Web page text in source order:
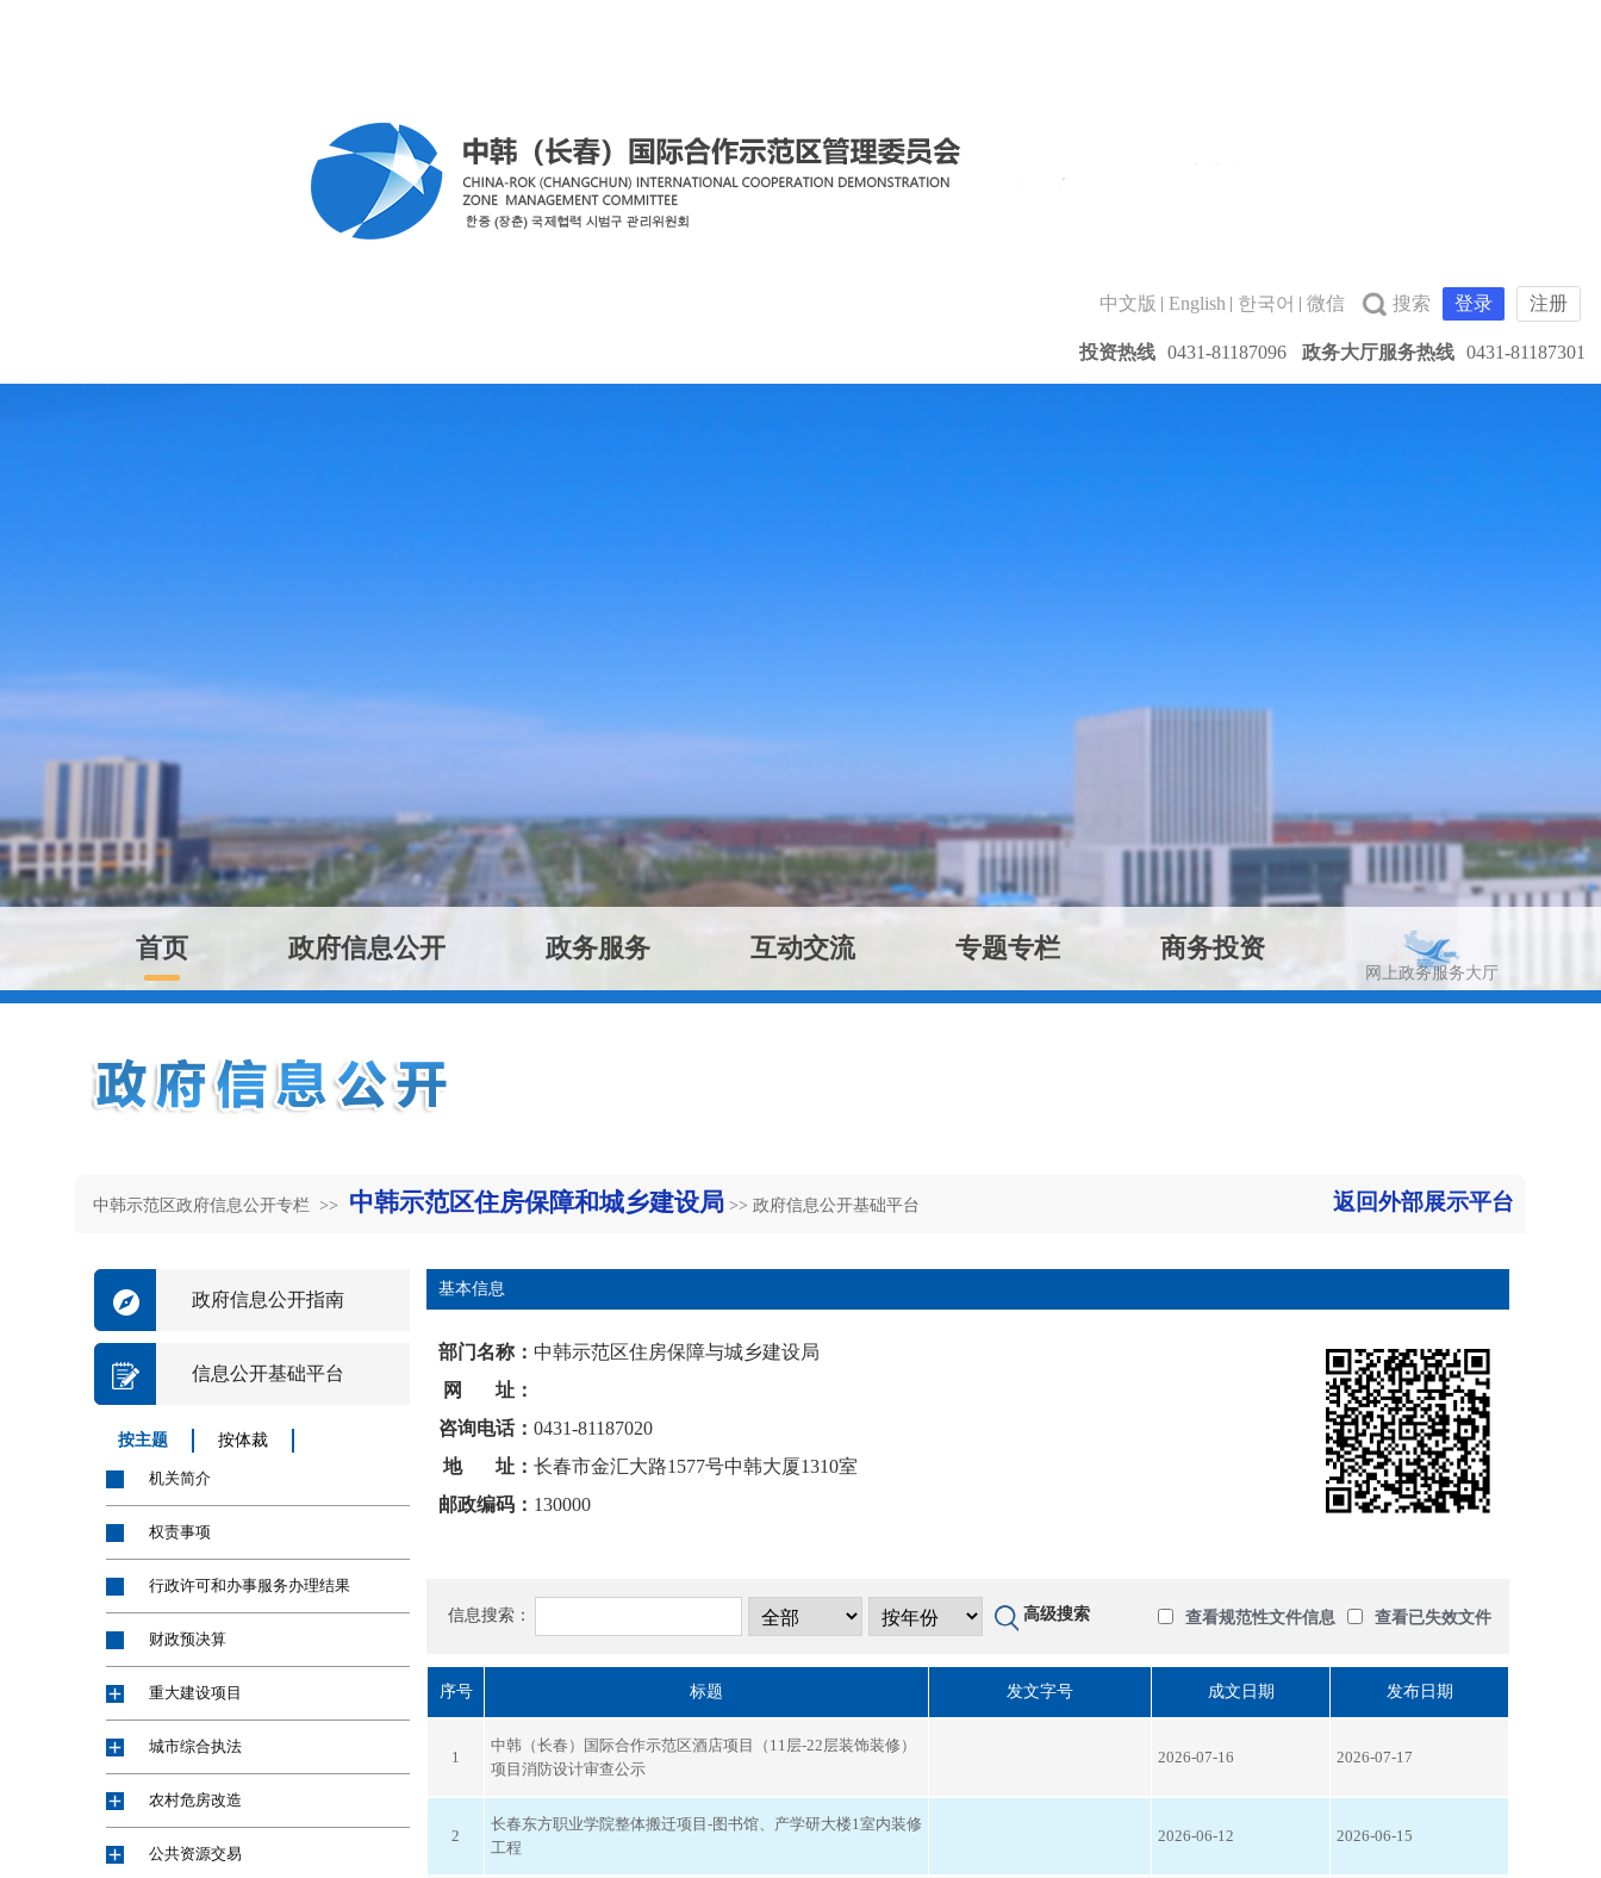
中文版 English 한국어 微信 登录 注册
投资热线 0431-81187096 政务大厅服务热线 0431-81187301
首页 政府信息公开 政务服务 互动交流 专题专栏 商务投资
网上政务服务大厅
中韩示范区政府信息公开专栏 >> 中韩示范区住房保障和城乡建设局 >> 政府信息公开基础平台 返回外部展示平台
基本信息
部门名称： 中韩示范区住房保障与城乡建设局
网 址：
咨询电话： 0431-81187020
地 址： 长春市金汇大路1577号中韩大厦1310室
邮政编码： 130000
信息搜索： 高级搜索 查看规范性文件信息 查看已失效文件
序号 标题 发文字号 成文日期 发布日期
1
中韩（长春）国际合作示范区酒店项目（11层-22层装饰装修）
项目消防设计审查公示
2026-07-16 2026-07-17
2
长春东方职业学院整体搬迁项目-图书馆、产学研大楼1室内装修
工程
2026-06-12 2026-06-15
政府信息公开指南
信息公开基础平台
按主题 按体裁
机关简介
权责事项
行政许可和办事服务办理结果
财政预决算
重大建设项目
城市综合执法
农村危房改造
公共资源交易